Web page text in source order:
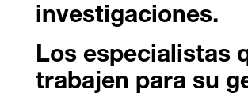
investigaciones.
Los especialistas
trabajen para su